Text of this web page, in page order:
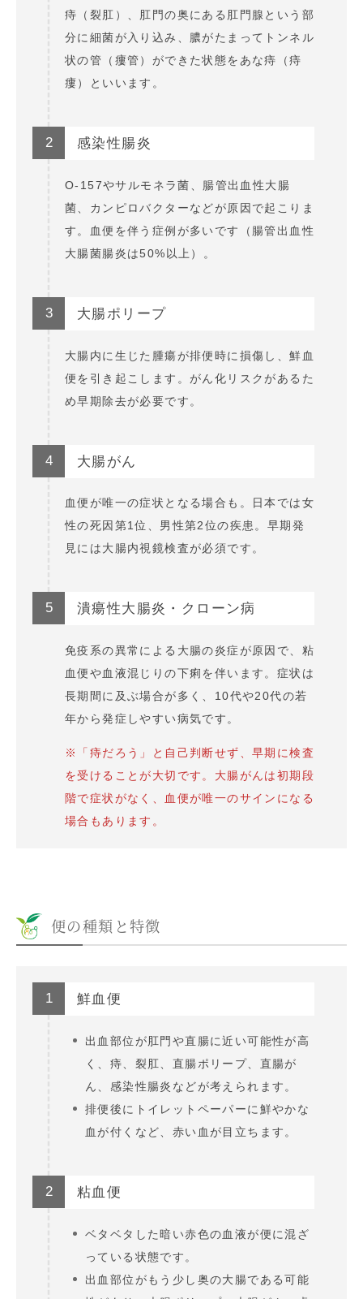
痔（裂肛）、肛門の奥にある肛門腺という部
分に細菌が入り込み、膿がたまってトンネル
状の管（瘻管）ができた状態をあな痔（痔
瘻）といいます。
2 感染性腸炎
O-157やサルモネラ菌、腸管出血性大腸
菌、カンピロバクターなどが原因で起こりま
す。血便を伴う症例が多いです（腸管出血性
大腸菌腸炎は50%以上）。
3 大腸ポリープ
大腸内に生じた腫瘍が排便時に損傷し、鮮血
便を引き起こします。がん化リスクがあるた
め早期除去が必要です。
4 大腸がん
血便が唯一の症状となる場合も。日本では女
性の死因第1位、男性第2位の疾患。早期発
見には大腸内視鏡検査が必須です。
5 潰瘍性大腸炎・クローン病
免疫系の異常による大腸の炎症が原因で、粘
血便や血液混じりの下痢を伴います。症状は
長期間に及ぶ場合が多く、10代や20代の若
年から発症しやすい病気です。
※「痔だろう」と自己判断せず、早期に検査
を受けることが大切です。大腸がんは初期段
階で症状がなく、血便が唯一のサインになる
場合もあります。
便の種類と特徴
1 鮮血便
出血部位が肛門や直腸に近い可能性が高
く、痔、裂肛、直腸ポリープ、直腸が
ん、感染性腸炎などが考えられます。
排便後にトイレットペーパーに鮮やかな
血が付くなど、赤い血が目立ちます。
2 粘血便
ベタベタした暗い赤色の血液が便に混ざ
っている状態です。
出血部位がもう少し奥の大腸である可能